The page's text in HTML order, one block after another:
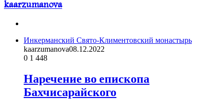
kaarzumanova
Инкерманский Свято-Климентовский монастырь
kaarzumanova08.12.2022
0 1 448
Наречение во епископа
Бахчисарайского